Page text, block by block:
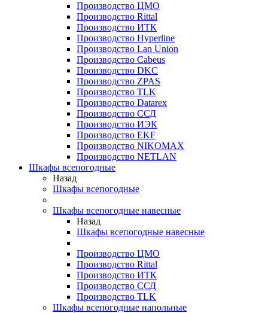
Производство ЦМО
Производство Rittal
Производство ИТК
Производство Hyperline
Производство Lan Union
Производство Cabeus
Производство DKC
Производство ZPAS
Производство TLK
Производство Datarex
Производство ССД
Производство ИЭК
Производство EKF
Производство NIKOMAX
Производство NETLAN
Шкафы всепогодные
Назад
Шкафы всепогодные
Шкафы всепогодные навесные
Назад
Шкафы всепогодные навесные
Производство ЦМО
Производство Rittal
Производство ИТК
Производство ССД
Производство TLK
Шкафы всепогодные напольные